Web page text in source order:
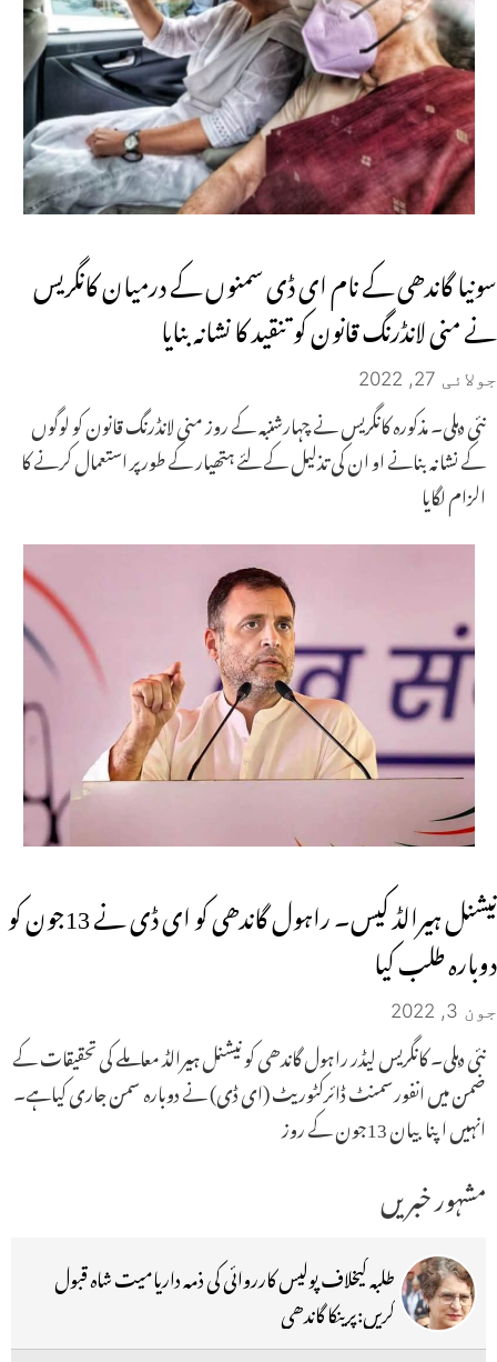
سونیا گاندھی کے نام ای ڈی سمنوں کے درمیان کانگریس
نے منی لانڈرنگ قانون کو تنقید کا نشانہ بنایا
جولائی 27, 2022
نئی دہلی۔ مذکورہ کانگریس نے چہارشنبہ کے روز منی لانڈرنگ قانون کو لوگوں
کے نشانہ بنانے او ان کی تذلیل کے لئے ہتھیار کے طورپر استعمال کرنے کا
الزام لگایا
نیشنل ہیرالڈ کیس۔ راہول گاندھی کو ای ڈی نے 13جون کو
دوبارہ طلب کیا
جون 3, 2022
نئی دہلی۔ کانگریس لیڈر راہول گاندھی کو نیشنل ہیرالڈ معاملے کی تحقیقات کے
ضمن میں انفورسمنٹ ڈائرکٹوریٹ (ای ڈی) نے دوبارہ سمن جاری کیاہے۔
انہیں اپنا بیان 13جون کے روز
مشہور خبریں
طلبہ کیخلاف پولیس کارروائی کی ذمہ داریامیت شاہ قبول
کریں:پرینکا گاندھی